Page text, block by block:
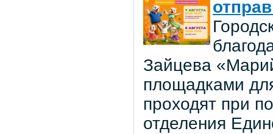
Зайцева
площадками
проходят при
отделения